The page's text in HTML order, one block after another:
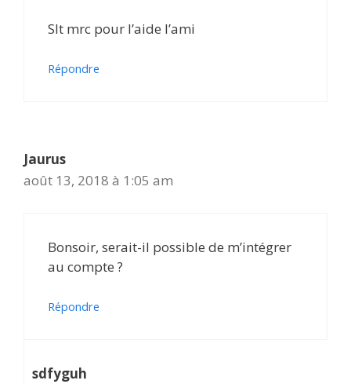
Slt mrc pour l’aide l’ami
Répondre
Jaurus
août 13, 2018 à 1:05 am
Bonsoir, serait-il possible de m’intégrer
au compte ?
Répondre
sdfyguh